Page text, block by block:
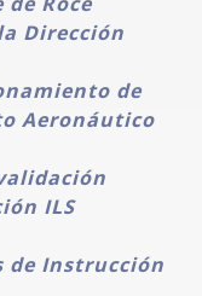
Dirección
de
Aeronáutico
ILS
de Instrucción